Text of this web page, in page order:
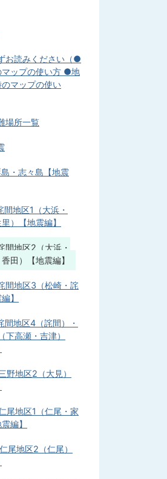
お読みください（●
マップの使い方 ●地
マップの使い
場所一覧
・志々島【地震
間地区1（大浜・
）【地震編】
間地区2（大浜・
田）【地震編】
間地区3（松崎・詫
】
間地区4（詫間）・
下高瀬・吉津）
野地区2（大見）
尾地区1（仁尾・家
編】
尾地区2（仁尾）